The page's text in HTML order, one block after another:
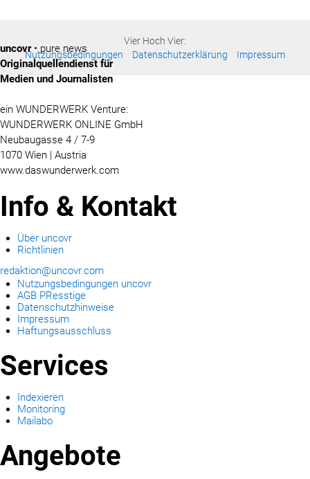
Vier Hoch Vier:
Nutzungsbedingungen
Datenschutzerklärung Impressum
uncovr• pure news
Originalquellendienst für
Medien und Journalisten
ein WUNDERWERK Venture:
WUNDERWERK ONLINE GmbH
Neubaugasse 4 / 7-9
1070 Wien | Austria
www.daswunderwerk.com
Info & Kontakt
Über uncovr
Richtlinien
redaktion@uncovr.com
Nutzungsbedingungen uncovr
AGB PResstige
Datenschutzhinweise
Impressum
Haftungsausschluss
Services
Indexieren
Monitoring
Mailabo
Angebote